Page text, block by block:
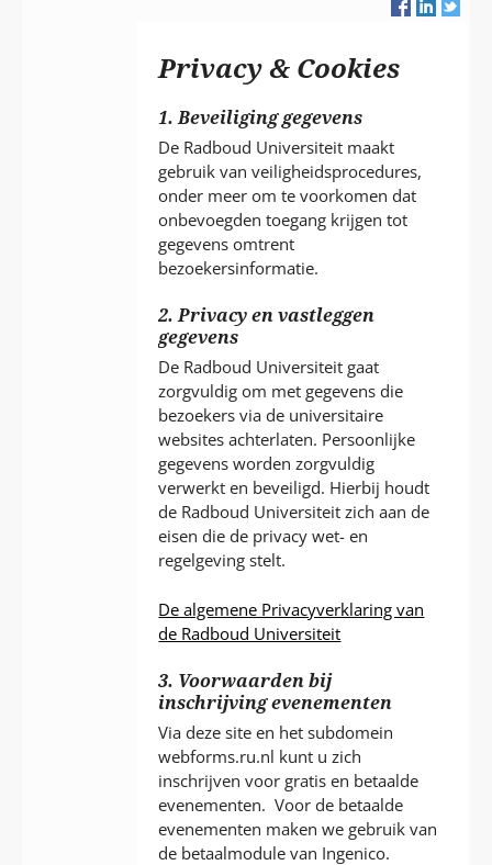
Privacy & Cookies
1. Beveiliging gegevens
De Radboud Universiteit maakt
gebruik van veiligheidsprocedures,
onder meer om te voorkomen dat
onbevoegden toegang krijgen tot
gegevens omtrent
bezoekersinformatie.
2. Privacy en vastleggen
gegevens
De Radboud Universiteit gaat
zorgvuldig om met gegevens die
bezoekers via de universitaire
websites achterlaten. Persoonlijke
gegevens worden zorgvuldig
verwerkt en beveiligd. Hierbij houdt
de Radboud Universiteit zich aan de
eisen die de privacy wet- en
regelgeving stelt.
De algemene Privacyverklaring van
de Radboud Universiteit
3. Voorwaarden bij
inschrijving evenementen
Via deze site en het subdomein
webforms.ru.nl kunt u zich
inschrijven voor gratis en betaalde
evenementen. Voor de betaalde
evenementen maken we gebruik van
de betaalmodule van Ingenico.